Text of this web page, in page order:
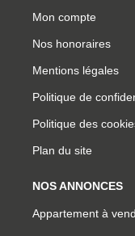
Mon compte
Nos honoraires
Mentions légales
Politique de
Politique des
Plan du site
NOS ANNONCES
Appartement à